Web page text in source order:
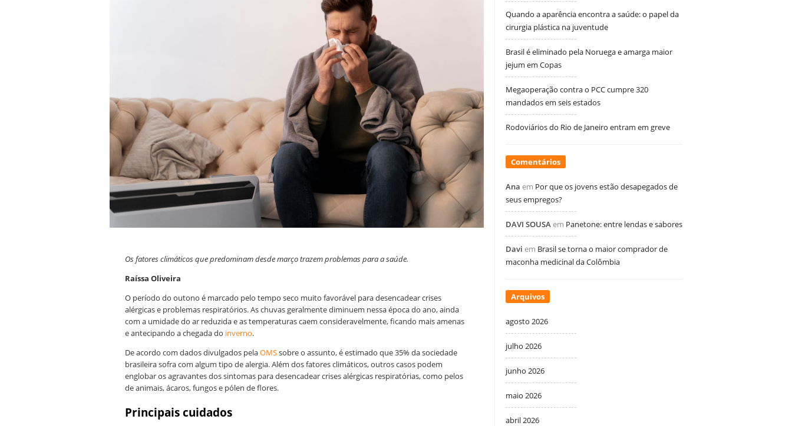
Os fatores climáticos que predominam desde março trazem problemas para a saúde.
Raíssa Oliveira
O período do outono é marcado pelo tempo seco muito favorável para desencadear crises
alérgicas e problemas respiratórios. As chuvas geralmente diminuem nessa época do ano, ainda
com a umidade do ar reduzida e as temperaturas caem consideravelmente, ficando mais amenas
e antecipando a chegada do inverno.
De acordo com dados divulgados pelaOMSsobre o assunto, é estimado que 35% da sociedade
brasileira sofra com algum tipo de alergia. Além dos fatores climáticos, outros casos podem
englobar os agravantes dos sintomas para desencadear crises alérgicas respiratórias, como pelos
de animais, ácaros, fungos e pólen de flores.
Principais cuidados
Quando a aparência encontra a saúde: o papel da
cirurgia plástica na juventude
Brasil é eliminado pela Noruega e amarga maior
jejum em Copas
Megaoperação contra o PCC cumpre 320
mandados em seis estados
Rodoviários do Rio de Janeiro entram em greve
Comentários
Ana em Por que os jovens estão desapegados de
seus empregos?
DAVI SOUSAem Panetone: entre lendas e sabores
Davi em Brasil se torna o maior comprador de
maconha medicinal da Colômbia
Arquivos
agosto 2026
julho 2026
junho 2026
maio 2026
abril 2026